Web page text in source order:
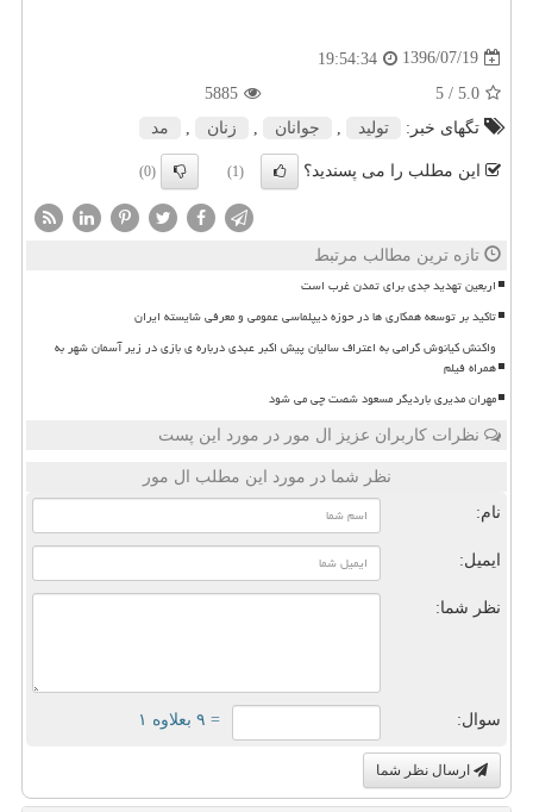
1396/07/19
19:54:34
5.0
/ 5
5885
تگهای خبر:
تولید جوانان زنان مد
این مطلب را می پسندید؟ (1)
(0)
تازه ترین مطالب مرتبط
اربعین تهدید جدی برای تمدن غرب است
تاکید بر توسعه همکاری ها در حوزه دیپلماسی عمومی و معرفی شایسته ایران
واکنش کیانوش گرامی به اعتراف سالیان پیش اکبر عبدی درباره ی بازی در زیر آسمان شهر به
همراه فیلم
مهران مدیری باردیگر مسعود شصت چی می شود
نظرات کاربران عزیز ال مور در مورد این پست
نظر شما در مورد این مطلب ال مور
نام:
ایمیل:
نظر شما:
سوال: = ۹ بعلاوه ۱
ارسال نظر شما